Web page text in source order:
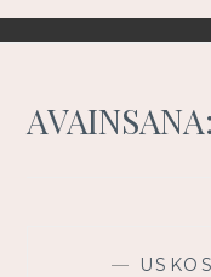
AVAINSANA:
—